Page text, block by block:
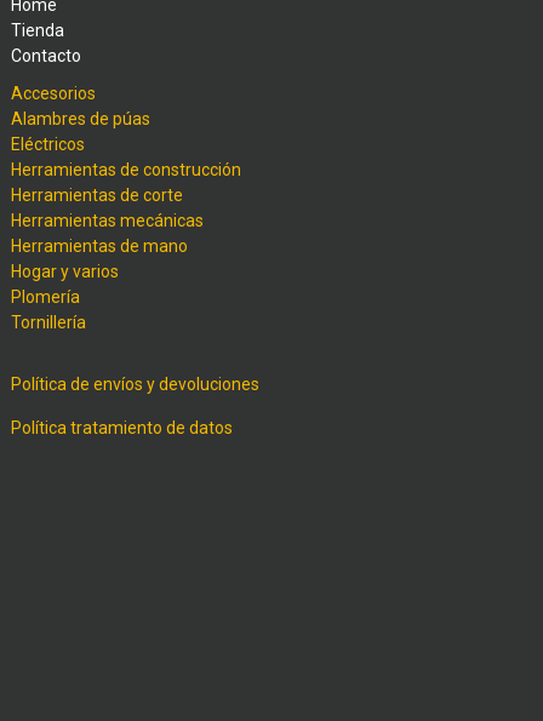
Home
Tienda
Contacto
Accesorios
Alambres de púas
Eléctricos
Herramientas de construcción
Herramientas de corte
Herramientas mecánicas
Herramientas de mano
Hogar y varios
Plomería
Tornillería
Política de envíos y devoluciones
Política tratamiento de datos